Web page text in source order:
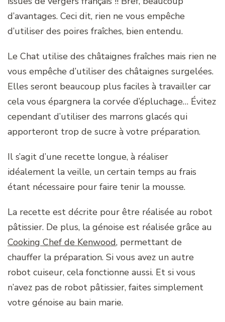
d’avantages. Ceci dit, rien ne vous empêche
d’utiliser des poires fraîches, bien entendu.
Le Chat utilise des châtaignes fraîches mais rien ne
vous empêche d’utiliser des châtaignes surgelées.
Elles seront beaucoup plus faciles à travailler car
cela vous épargnera la corvée d’épluchage… Évitez
cependant d’utiliser des marrons glacés qui
apporteront trop de sucre à votre préparation.
Il s’agit d’une recette longue, à réaliser
idéalement la veille, un certain temps au frais
étant nécessaire pour faire tenir la mousse.
La recette est décrite pour être réalisée au robot
pâtissier. De plus, la génoise est réalisée grâce au
Cooking Chef de Kenwood, permettant de
chauffer la préparation. Si vous avez un autre
robot cuiseur, cela fonctionne aussi. Et si vous
n’avez pas de robot pâtissier, faites simplement
votre génoise au bain marie.